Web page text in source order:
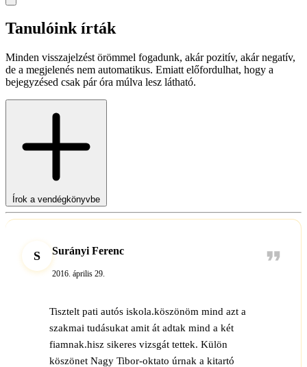
Tanulóink írták
Minden visszajelzést örömmel fogadunk, akár pozitív, akár negatív,
de a megjelenés nem automatikus. Emiatt előfordulhat, hogy a
bejegyzésed csak pár óra múlva lesz látható.
Írok a vendégkönyvbe
S Surányi Ferenc
2016. április 29.
Tisztelt pati autós iskola.köszönöm mind azt a
szakmai tudásukat amit át adtak mind a két
fiamnak.hisz sikeres vizsgát tettek. Külön
köszönet Nagy Tibor-oktato úrnak a kitartó